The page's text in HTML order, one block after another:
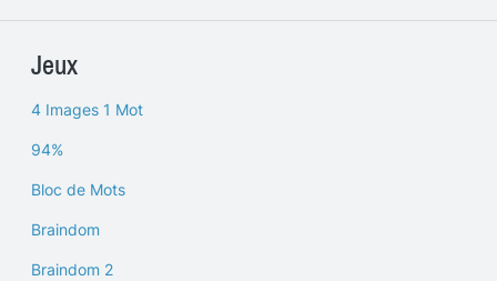
Jeux
4 Images 1 Mot
94%
Bloc de Mots
Braindom
Braindom 2